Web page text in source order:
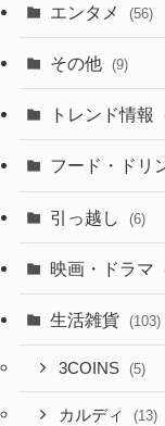
エンタメ (56)
その他 (9)
トレンド情報
フード・ドリ
引っ越し (6)
映画・ドラマ
生活雑貨 (103)
3COINS (5)
カルディ (13)